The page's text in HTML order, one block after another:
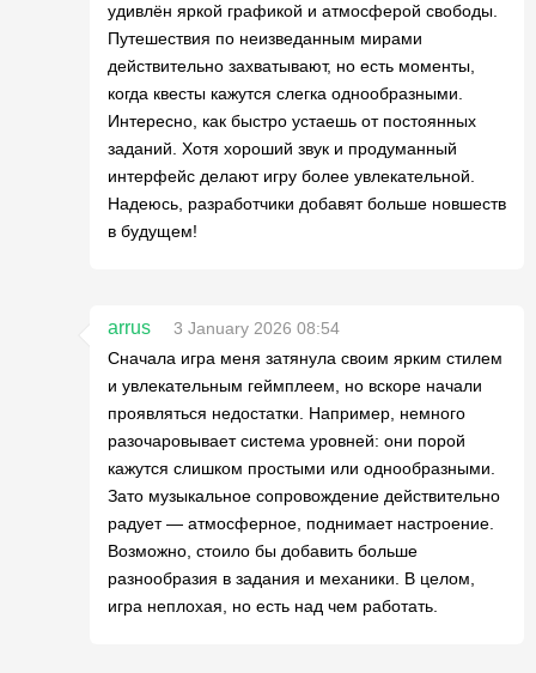
удивлён яркой графикой и атмосферой свободы.
Путешествия по неизведанным мирами
действительно захватывают, но есть моменты,
когда квесты кажутся слегка однообразными.
Интересно, как быстро устаешь от постоянных
заданий. Хотя хороший звук и продуманный
интерфейс делают игру более увлекательной.
Надеюсь, разработчики добавят больше новшеств
в будущем!
arrus
3 January 2026 08:54
Сначала игра меня затянула своим ярким стилем
и увлекательным геймплеем, но вскоре начали
проявляться недостатки. Например, немного
разочаровывает система уровней: они порой
кажутся слишком простыми или однообразными.
Зато музыкальное сопровождение действительно
радует — атмосферное, поднимает настроение.
Возможно, стоило бы добавить больше
разнообразия в задания и механики. В целом,
игра неплохая, но есть над чем работать.